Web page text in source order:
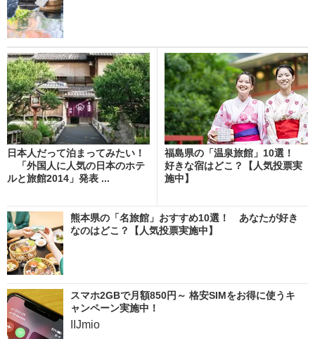
日本人だって泊まってみたい！
「外国人に人気の日本のホテ
ルと旅館2014」発表 ...
福島県の「温泉旅館」10選！
好きな宿はどこ？【人気投票実
施中】
熊本県の「名旅館」おすすめ10選！ あなたが好き
なのはどこ？【人気投票実施中】
スマホ2GBで月額850円～ 格安SIMをお得に使うキ
ャンペーン実施中！
IIJmio